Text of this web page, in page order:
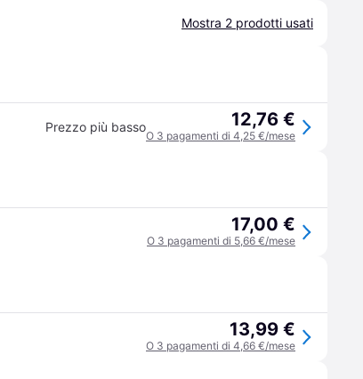
Mostra 2 prodotti usati
Prezzo più basso 12,76 €
O 3 pagamenti di 4,25 €/mese
17,00 €
O 3 pagamenti di 5,66 €/mese
13,99 €
O 3 pagamenti di 4,66 €/mese